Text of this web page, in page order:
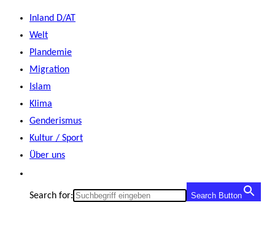
Zum
Inhalt
springen
Inland D/AT
Welt
Plandemie
Migration
Islam
Klima
Genderismus
Kultur / Sport
Über uns
Search for: Search Button